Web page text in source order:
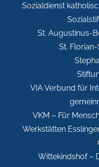
Sozialdienst
St. Augustinus-
St.
VIA Verbund für
VKM – Für
Werkstätten
Wittekindshof –